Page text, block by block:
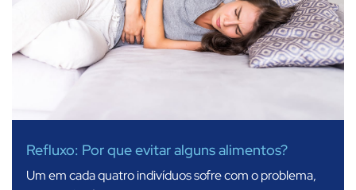
Refluxo: Por que evitar alguns alimentos?
Um em cada quatro indivíduos sofre com o problema,